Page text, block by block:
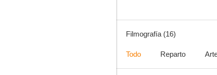
Filmografía (16)
Todo Reparto